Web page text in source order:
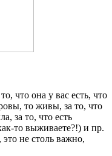
что она у вас есть, что
то живы, за то, что
за то, что есть
то выживаете?!) и пр.
не столь важно,